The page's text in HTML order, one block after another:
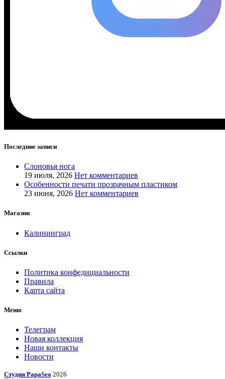
Последние записи
Слоновья нога
19 июля, 2026 Нет комментариев
Особенности печати прозрачным пластиком
23 июня, 2026 Нет комментариев
Магазин
Калининград
Ссылки
Политика конфедициальности
Правила
Карта сайта
Меню
Телеграм
Новая коллекция
Наши контакты
Новости
Студия PapaSeo 2026